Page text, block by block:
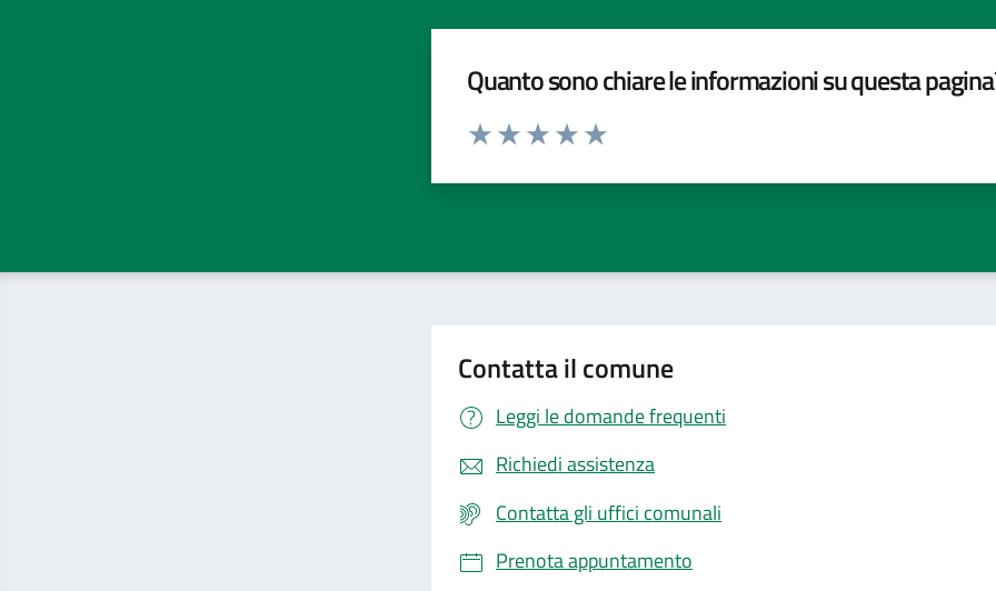
Quanto sono chiare le informazioni su questa
Valuta da 1 a 5 stelle la pagina
Contatta il comune
Leggi le domande frequenti
Richiedi assistenza
Contatta gli uffici comunali
Prenota appuntamento